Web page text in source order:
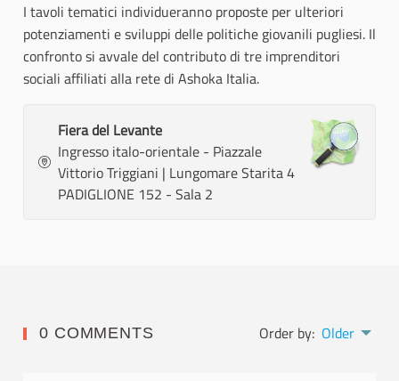
I tavoli tematici individueranno proposte per ulteriori
potenziamenti e sviluppi delle politiche giovanili pugliesi. Il
confronto si avvale del contributo di tre imprenditori
sociali affiliati alla rete di Ashoka Italia.
Fiera del Levante
Ingresso italo-orientale - Piazzale
Vittorio Triggiani | Lungomare Starita 4
PADIGLIONE 152 - Sala 2
0 COMMENTS Order by: Older